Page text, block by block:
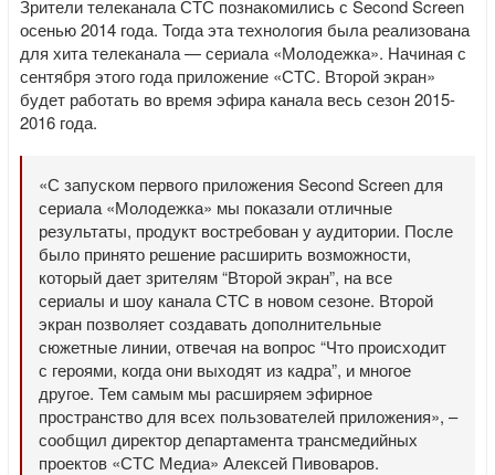
Зрители телеканала СТС познакомились с Second Screen
осенью 2014 года. Тогда эта технология была реализована
для хита телеканала — сериала «Молодежка». Начиная с
сентября этого года приложение «СТС. Второй экран»
будет работать во время эфира канала весь сезон 2015-
2016 года.
«С запуском первого приложения Second Screen для
сериала «Молодежка» мы показали отличные
результаты, продукт востребован у аудитории. После
было принято решение расширить возможности,
который дает зрителям “Второй экран”, на все
сериалы и шоу канала СТС в новом сезоне. Второй
экран позволяет создавать дополнительные
сюжетные линии, отвечая на вопрос “Что происходит
с героями, когда они выходят из кадра”, и многое
другое. Тем самым мы расширяем эфирное
пространство для всех пользователей приложения», –
сообщил директор департамента трансмедийных
проектов «СТС Медиа» Алексей Пивоваров.